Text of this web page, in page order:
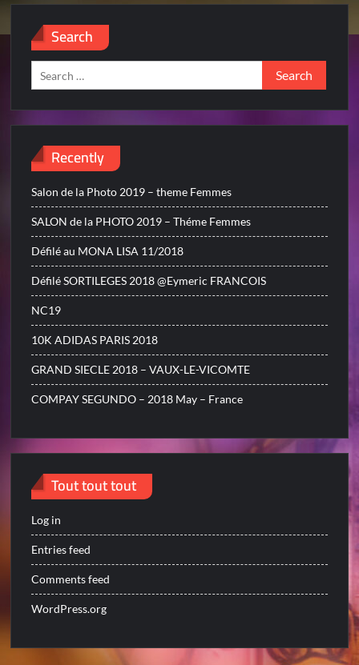
Search
Search
for:
Recently
Salon de la Photo 2019 – theme Femmes
SALON de la PHOTO 2019 – Théme Femmes
Défilé au MONA LISA 11/2018
Défilé SORTILEGES 2018 @Eymeric FRANCOIS
NC19
10K ADIDAS PARIS 2018
GRAND SIECLE 2018 – VAUX-LE-VICOMTE
COMPAY SEGUNDO – 2018 May – France
Tout tout tout
Log in
Entries feed
Comments feed
WordPress.org